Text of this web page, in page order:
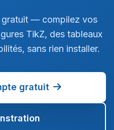
gratuit — compilez vos
TikZ, des tableaux
sans rien installer.
gratuit